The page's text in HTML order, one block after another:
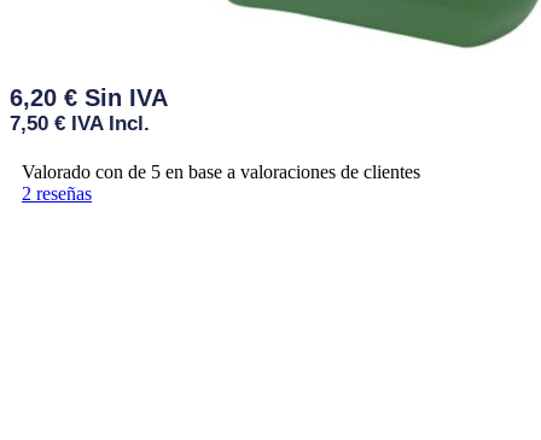
6,20 €
7,50 € IVA Incl.
Valorado con de 5 en base a valoraciones de clientes
2 reseñas